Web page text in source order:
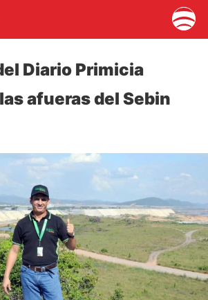
Diario Primicia
afueras del Sebin